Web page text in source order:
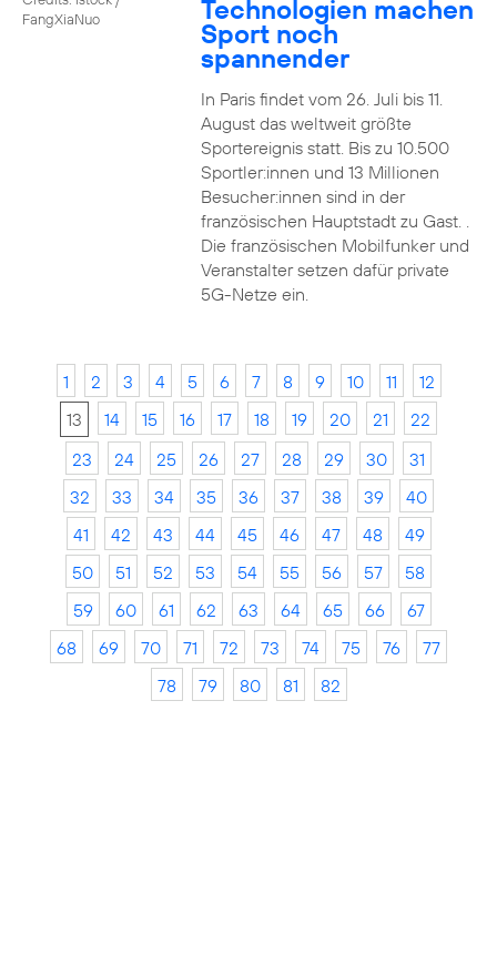
FangXiaNuo
Technologien machen
Sport noch
spannender
In Paris findet vom 26. Juli bis 11.
August das weltweit größte
Sportereignis statt. Bis zu 10.500
Sportler:innen und 13 Millionen
Besucher:innen sind in der
französischen Hauptstadt zu Gast. .
Die französischen Mobilfunker und
Veranstalter setzen dafür private
5G-Netze ein.
1 2 3 4 5 6 7 8 9 10 11
12
13
14 15 16 17 18 19 20 21
22
23
24 25 26 27 28 29 30
31
32
33 34 35 36 37 38 39
40
41
42 43 44 45 46 47 48
49
50
51 52 53 54 55 56 57
58
59
60 61 62 63 64 65 66
67
68
69 70 71 72 73 74 75 76
77
78
79 80 81 82